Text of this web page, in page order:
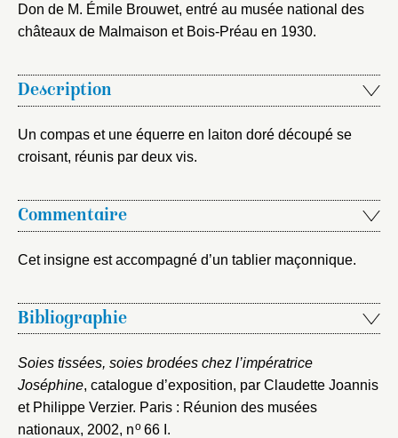
Don de M. Émile Brouwet, entré au musée national des
châteaux de Malmaison et Bois-Préau en 1930.
Description
Un compas et une équerre en laiton doré découpé se
croisant, réunis par deux vis.
Commentaire
Cet insigne est accompagné d’un tablier maçonnique.
Bibliographie
Soies tissées, soies brodées chez l’impératrice
Joséphine, catalogue d’exposition, par Claudette Joannis
et Philippe Verzier. Paris : Réunion des musées
nationaux, 2002, no66 I.
Créer et ajouter
Envoyer
Vous avez oublié votre mot de passe ?Cliquez ici